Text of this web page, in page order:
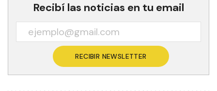
Recibí las noticias en tu email
RECIBIR NEWSLETTER